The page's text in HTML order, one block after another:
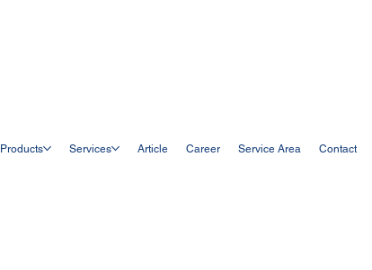
Products Services Article Career Service Area Contact